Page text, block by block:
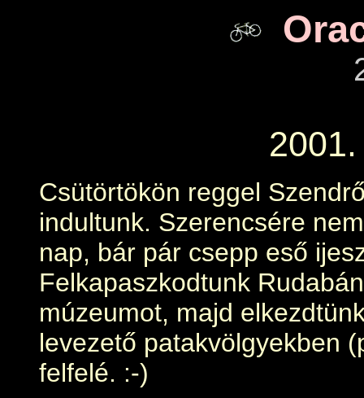
Csütörtökön reggel
indultunk. Szerencsére
nap, bár pár csepp eső
Felkapaszkodtunk
múzeumot, majd
levezető patakvölgyekben
felfelé. :-)